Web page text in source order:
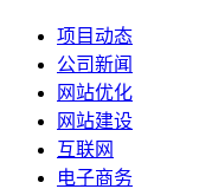
项目动态
公司新闻
网站优化
网站建设
互联网
电子商务